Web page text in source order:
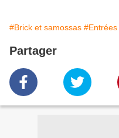
#Brick et samossas #Entrées
Partager